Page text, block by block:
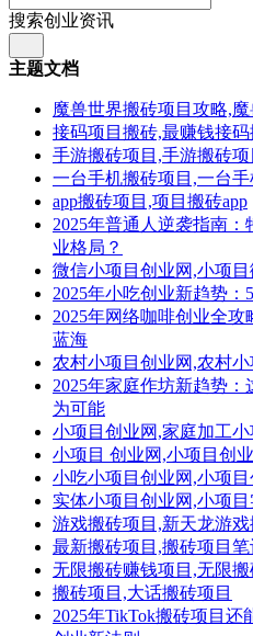
搜索创业资讯
主题文档
魔兽世界搬砖项目攻略,
接码项目搬砖,最赚钱接码
手游搬砖项目,手游搬砖项
一台手机搬砖项目,一台
app搬砖项目,项目搬砖app
2025年普通人逆袭指南
业格局？
微信小项目创业网,小项目
2025年小吃创业新趋势
2025年网络咖啡创业全
蓝海
农村小项目创业网,农村
2025年家庭作坊新趋势
为可能
小项目创业网,家庭加工小
小项目 创业网,小项目创
小吃小项目创业网,小项
实体小项目创业网,小项
游戏搬砖项目,新天龙游戏
最新搬砖项目,搬砖项目
无限搬砖赚钱项目,无限
搬砖项目,大话搬砖项目
2025年TikTok搬砖项目